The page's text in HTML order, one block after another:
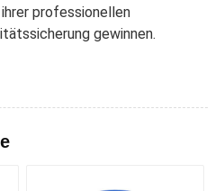
professionellen
gewinnen.